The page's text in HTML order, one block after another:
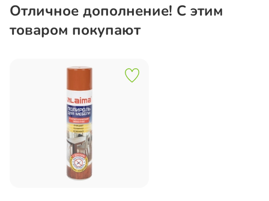
Отличное дополнение! С этим
товаром покупают